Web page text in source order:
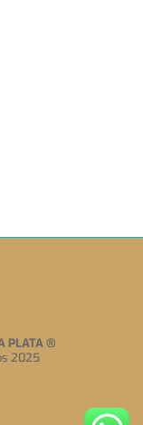
PLATA®
2025